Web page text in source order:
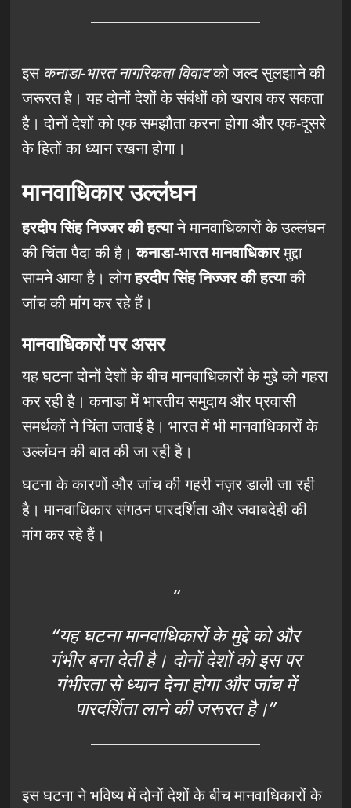
इस कनाडा-भारत नागरिकता विवादको जल्द सुलझाने की
जरूरत है। यह दोनों देशों के संबंधों को खराब कर सकता
है। दोनों देशों को एक समझौता करना होगा और एक-दूसरे
के हितों का ध्यान रखना होगा।
मानवाधिकार उल्लंघन
हरदीप सिंह निज्जर की हत्याने मानवाधिकारों के उल्लंघन
की चिंता पैदा की है।कनाडा-भारत मानवाधिकारमुद्दा
सामने आया है। लोगहरदीप सिंह निज्जर की हत्याकी
जांच की मांग कर रहे हैं।
मानवाधिकारों पर असर
यह घटना दोनों देशों के बीच मानवाधिकारों के मुद्दे को गहरा
कर रही है। कनाडा में भारतीय समुदाय और प्रवासी
समर्थकों ने चिंता जताई है। भारत में भी मानवाधिकारों के
उल्लंघन की बात की जा रही है।
घटना के कारणों और जांच की गहरी नज़र डाली जा रही
है। मानवाधिकार संगठन पारदर्शिता और जवाबदेही की
मांग कर रहे हैं।
“यह घटना मानवाधिकारों के मुद्दे को और
गंभीर बना देती है। दोनों देशों को इस पर
गंभीरता से ध्यान देना होगा और जांच में
पारदर्शिता लाने की जरूरत है।”
इस घटना ने भविष्य में दोनों देशों के बीच मानवाधिकारों के